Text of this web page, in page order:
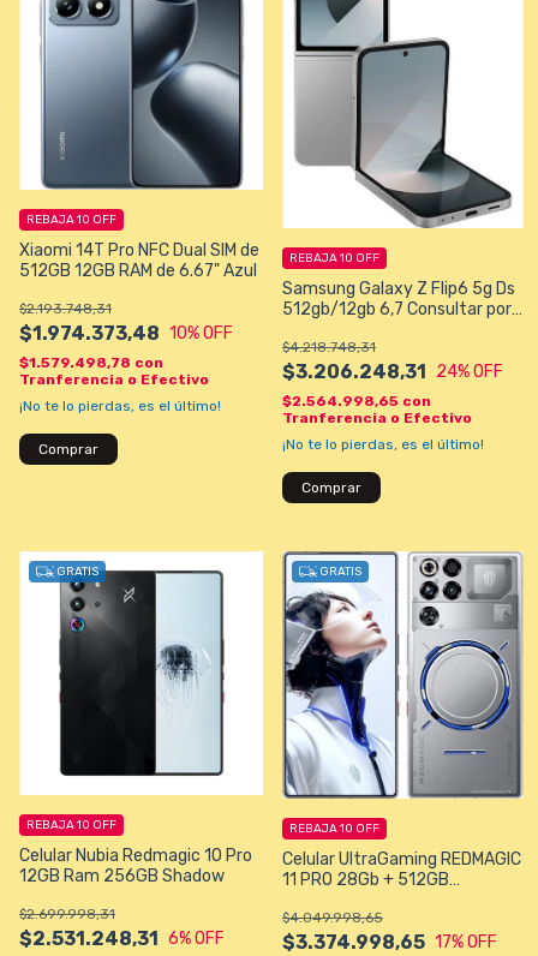
Xiaomi 14T Pro NFC Dual SIM de
512GB 12GB RAM de 6.67" Azul
$1.974.373,48
$2.193.748,31
10% OFF
REBAJA 10 OFF
$1.579.498,78 con
Tranferencia o Efectivo
¡No te lo pierdas, es el último!
Comprar
Samsung Galaxy Z Flip6 5g Ds
512gb/12gb 6,7 Consultar por
$3.206.248,31
$4.218.748,31
24% OFF
REBAJA 10 OFF
$2.564.998,65 con
Tranferencia o Efectivo
¡No te lo pierdas, es el último!
Comprar
GRATIS
Celular Nubia Redmagic 10 Pro
12GB Ram 256GB Shadow
$2.531.248,31
$2.699.998,31
6% OFF
REBAJA 10 OFF
GRATIS
Celular UltraGaming REDMAGIC
11 PRO 28Gb + 512GB
NIGHTFREEZE
$3.374.998,65
$4.049.998,65
17% OFF
REBAJA 10 OFF